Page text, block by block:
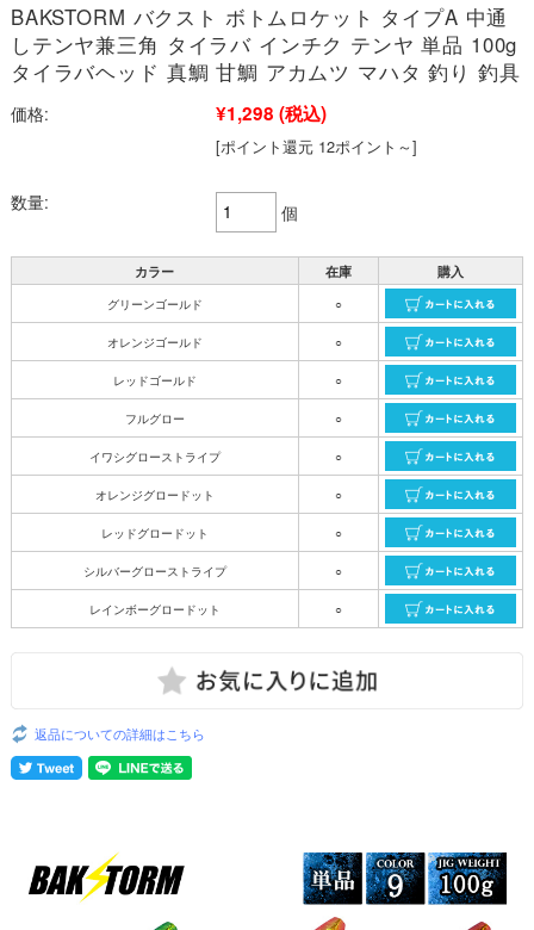
BAKSTORM バクスト ボトムロケット タイプA 中通
しテンヤ兼三角 タイラバ インチク テンヤ 単品 100g
タイラバヘッド 真鯛 甘鯛 アカムツ マハタ 釣り 釣具
価格: ¥1,298 (税込)
[ポイント還元 12ポイント～]
数量: 個
カラー 在庫 購入
グリーンゴールド ○
オレンジゴールド ○
レッドゴールド ○
フルグロー ○
イワシグローストライプ ○
オレンジグロードット ○
レッドグロードット ○
シルバーグローストライプ ○
レインボーグロードット ○
返品についての詳細はこちら